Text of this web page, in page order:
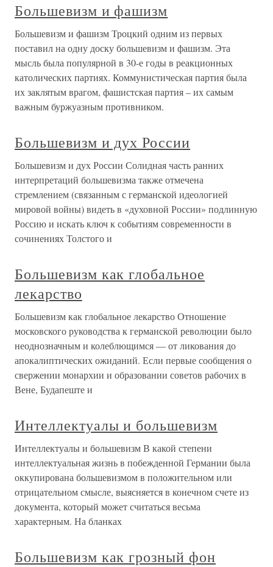
Большевизм и фашизм
Большевизм и фашизм Троцкий одним из первых
поставил на одну доску большевизм и фашизм. Эта
мысль была популярной в 30-е годы в реакционных
католических партиях. Коммунистическая партия была
их заклятым врагом, фашистская партия – их самым
важным буржуазным противником.
Большевизм и дух России
Большевизм и дух России Солидная часть ранних
интерпретаций большевизма также отмечена
стремлением (связанным с германской идеологией
мировой войны) видеть в «духовной России» подлинную
Россию и искать ключ к событиям современности в
сочинениях Толстого и
Большевизм как глобальное
лекарство
Большевизм как глобальное лекарство Отношение
московского руководства к германской революции было
неоднозначным и колеблющимся — от ликования до
апокалиптических ожиданий. Если первые сообщения о
свержении монархии и образовании советов рабочих в
Вене, Будапеште и
Интеллектуалы и большевизм
Интеллектуалы и большевизм В какой степени
интеллектуальная жизнь в побежденной Германии была
оккупирована большевизмом в положительном или
отрицательном смысле, выясняется в конечном счете из
документа, который может считаться весьма
характерным. На бланках
Большевизм как грозный фон